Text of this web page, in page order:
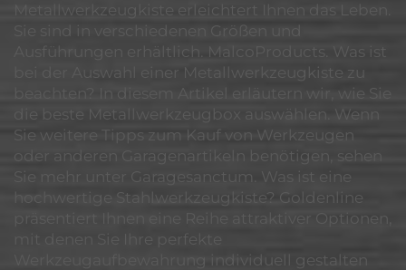
Metallwerkzeugkiste erleichtert Ihnen das Leben.
Sie sind in verschiedenen Größen und
Ausführungen erhältlich. MalcoProducts. Was ist
bei der Auswahl einer Metallwerkzeugkiste zu
beachten? In diesem Artikel erläutern wir, wie Sie
die beste Metallwerkzeugbox auswählen. Wenn
Sie weitere Tipps zum Kauf von Werkzeugen
oder anderen Garagenartikeln benötigen, sehen
Sie mehr unter Garagesanctum. Was ist eine
hochwertige Stahlwerkzeugkiste? Goldenline
präsentiert Ihnen eine Reihe attraktiver Optionen,
mit denen Sie Ihre perfekte
Werkzeugaufbewahrung individuell gestalten